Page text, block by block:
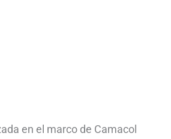
en el marco de Camacol